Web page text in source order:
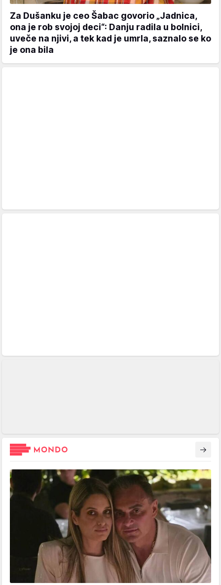
Za Dušanku je ceo Šabac govorio „Jadnica,
ona je rob svojoj deci“: Danju radila u bolnici,
uveče na njivi, a tek kad je umrla, saznalo se ko
je ona bila